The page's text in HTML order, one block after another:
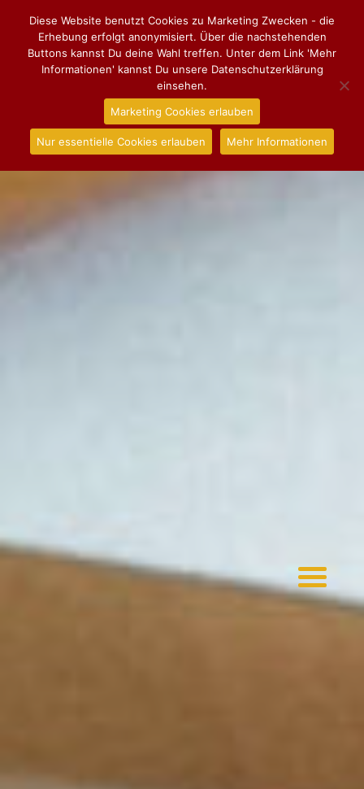
Diese Website benutzt Cookies zu Marketing Zwecken - die
Erhebung erfolgt anonymisiert. Über die nachstehenden
Buttons kannst Du deine Wahl treffen. Unter dem Link 'Mehr
Informationen' kannst Du unsere Datenschutzerklärung
einsehen.
Marketing Cookies erlauben
Nur essentielle Cookies erlauben Mehr Informationen